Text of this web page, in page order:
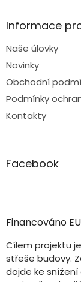
Informace
Naše úlovky
Novinky
Obchodní
Podmínky
Kontakty
Facebook
Financováno EU
Cílem projektu
střeše budovy.
dojde ke